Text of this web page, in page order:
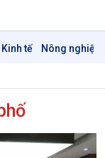
Kinh tế Nông nghiệp